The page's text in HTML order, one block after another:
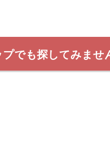
でも探してみませ